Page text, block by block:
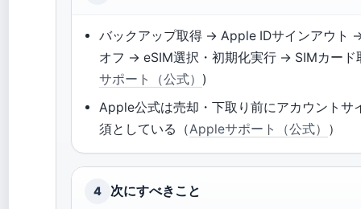
バックアップ取得 → Apple IDサインアウト
オフ → eSIM選択・初期化実行 → SIMカード
サポート（公式） )
Apple公式は売却・下取り前にアカウントサ
須としている（Appleサポート（公式） ）
4 次にすべきこと